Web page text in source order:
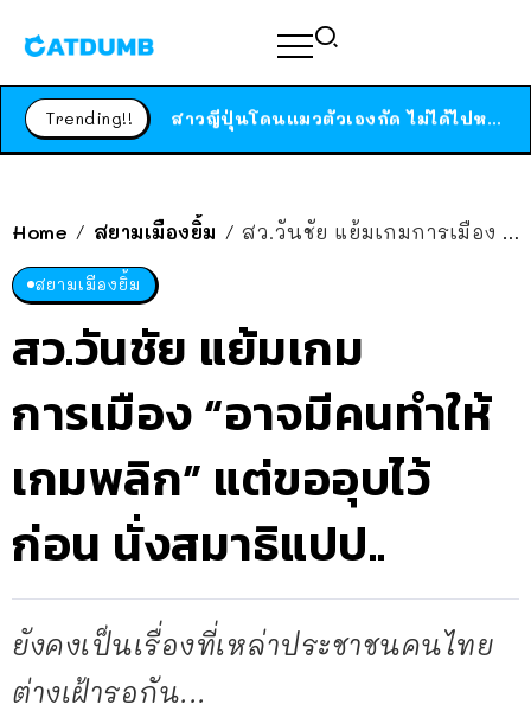
Trending!! ได้เวลาเด็กหนวดรวมตัว RF Online Next เปิดให้เล่นแล้ว เกม Sci-Fi MMORPG ระดับตำนาน เล่นได้ทั้งมือถือและ PC
Home / สยามเมืองยิ้ม / สว.วันชัย แย้มเกมการเมือง “อาจมีคนทำให้เกมพลิก” แต่ขออุบไว้ก่อน นั่งสมาธิแปป..
สยามเมืองยิ้ม
สว.วันชัย แย้มเกม
การเมือง “อาจมีคนทำให้
เกมพลิก” แต่ขออุบไว้
ก่อน นั่งสมาธิแปป..
ยังคงเป็นเรื่องที่เหล่าประชาชนคนไทย
ต่างเฝ้ารอกัน...